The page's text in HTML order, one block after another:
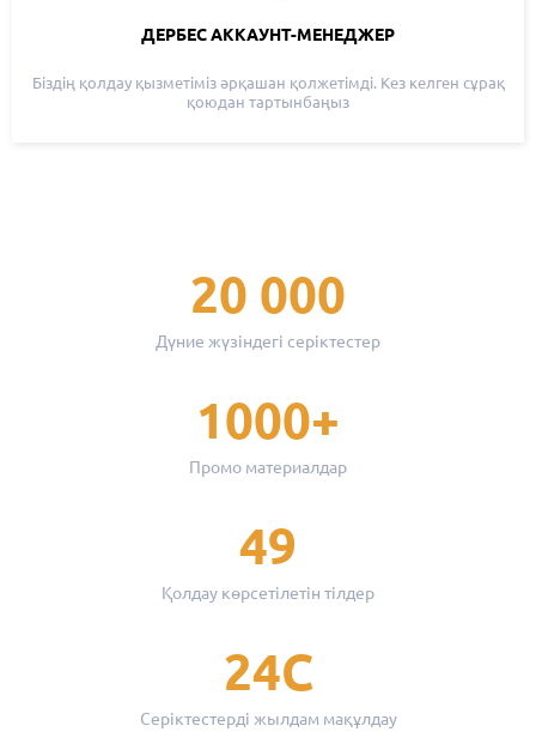
ДЕРБЕС АККАУНТ-МЕНЕДЖЕР
Біздің қолдау қызметіміз әрқашан қолжетімді. Кез келген сұрақ
қоюдан тартынбаңыз
20 000
Дүние жүзіндегі серіктестер
1000+
Промо материалдар
49
Қолдау көрсетілетін тілдер
24С
Серіктестерді жылдам мақұлдау